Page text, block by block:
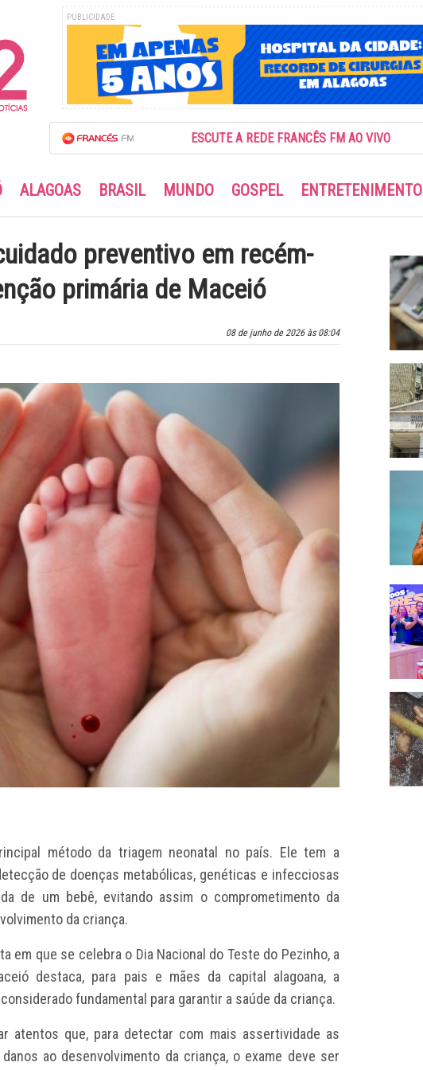
PUBLICIDADE
ESCUTE A REDE FRANCÊS FM AO VIVO
ALAGOAS BRASIL MUNDO GOSPEL ENTRETENIMENTO
preventivo em recém-
primária de Maceió
08 de junho de 2026 às 08:04
método da triagem neonatal no país. Ele tem a
de doenças metabólicas, genéticas e infecciosas
de um bebê, evitando assim o comprometimento da
da criança.
em que se celebra o Dia Nacional do Teste do Pezinho, a
destaca, para pais e mães da capital alagoana, a
fundamental para garantir a saúde da criança.
atentos que, para detectar com mais assertividade as
ao desenvolvimento da criança, o exame deve ser